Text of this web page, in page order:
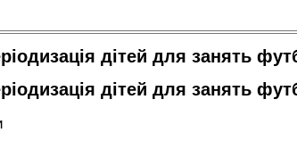
дітей для занять
дітей для занять